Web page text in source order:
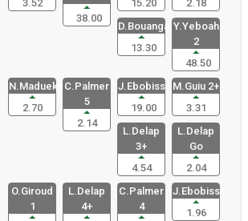
3.52
38.00
15.20
2.18
D.Bouanga
13.30
Y.Yeboah
2
48.50
N.Madueke
2.70
C.Palmer
5
2.14
J.Ebobiss
19.00
M.Guiu 2+
3.31
L.Delap
3+
4.54
L.Delap
Go
2.04
O.Giroud
1
L.Delap
4+
C.Palmer
4
J.Ebobisse
1.96